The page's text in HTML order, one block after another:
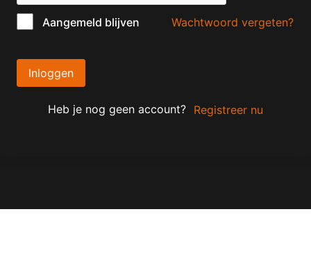
Aangemeld blijven Wachtwoord vergeten?
Inloggen
Heb je nog geen account? Registreer nu